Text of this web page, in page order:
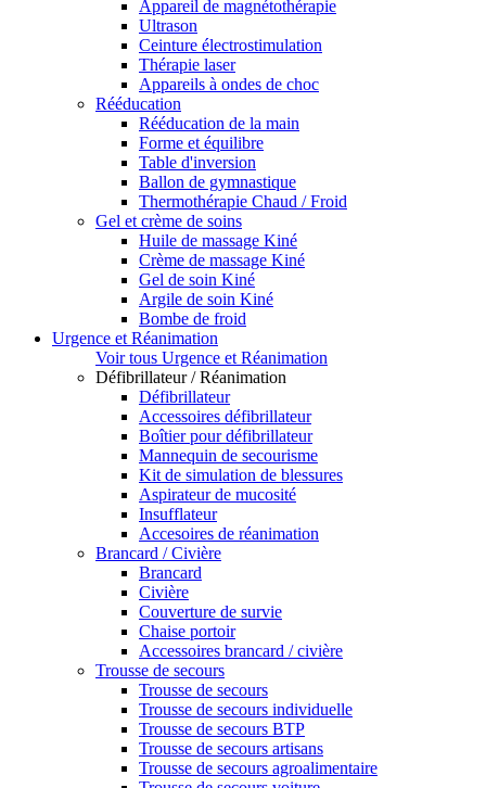
Appareil de magnétothérapie
Ultrason
Ceinture électrostimulation
Thérapie laser
Appareils à ondes de choc
Rééducation
Rééducation de la main
Forme et équilibre
Table d'inversion
Ballon de gymnastique
Thermothérapie Chaud / Froid
Gel et crème de soins
Huile de massage Kiné
Crème de massage Kiné
Gel de soin Kiné
Argile de soin Kiné
Bombe de froid
Urgence et Réanimation
Voir tous Urgence et Réanimation
Défibrillateur / Réanimation
Défibrillateur
Accessoires défibrillateur
Boîtier pour défibrillateur
Mannequin de secourisme
Kit de simulation de blessures
Aspirateur de mucosité
Insufflateur
Accesoires de réanimation
Brancard / Civière
Brancard
Civière
Couverture de survie
Chaise portoir
Accessoires brancard / civière
Trousse de secours
Trousse de secours
Trousse de secours individuelle
Trousse de secours BTP
Trousse de secours artisans
Trousse de secours agroalimentaire